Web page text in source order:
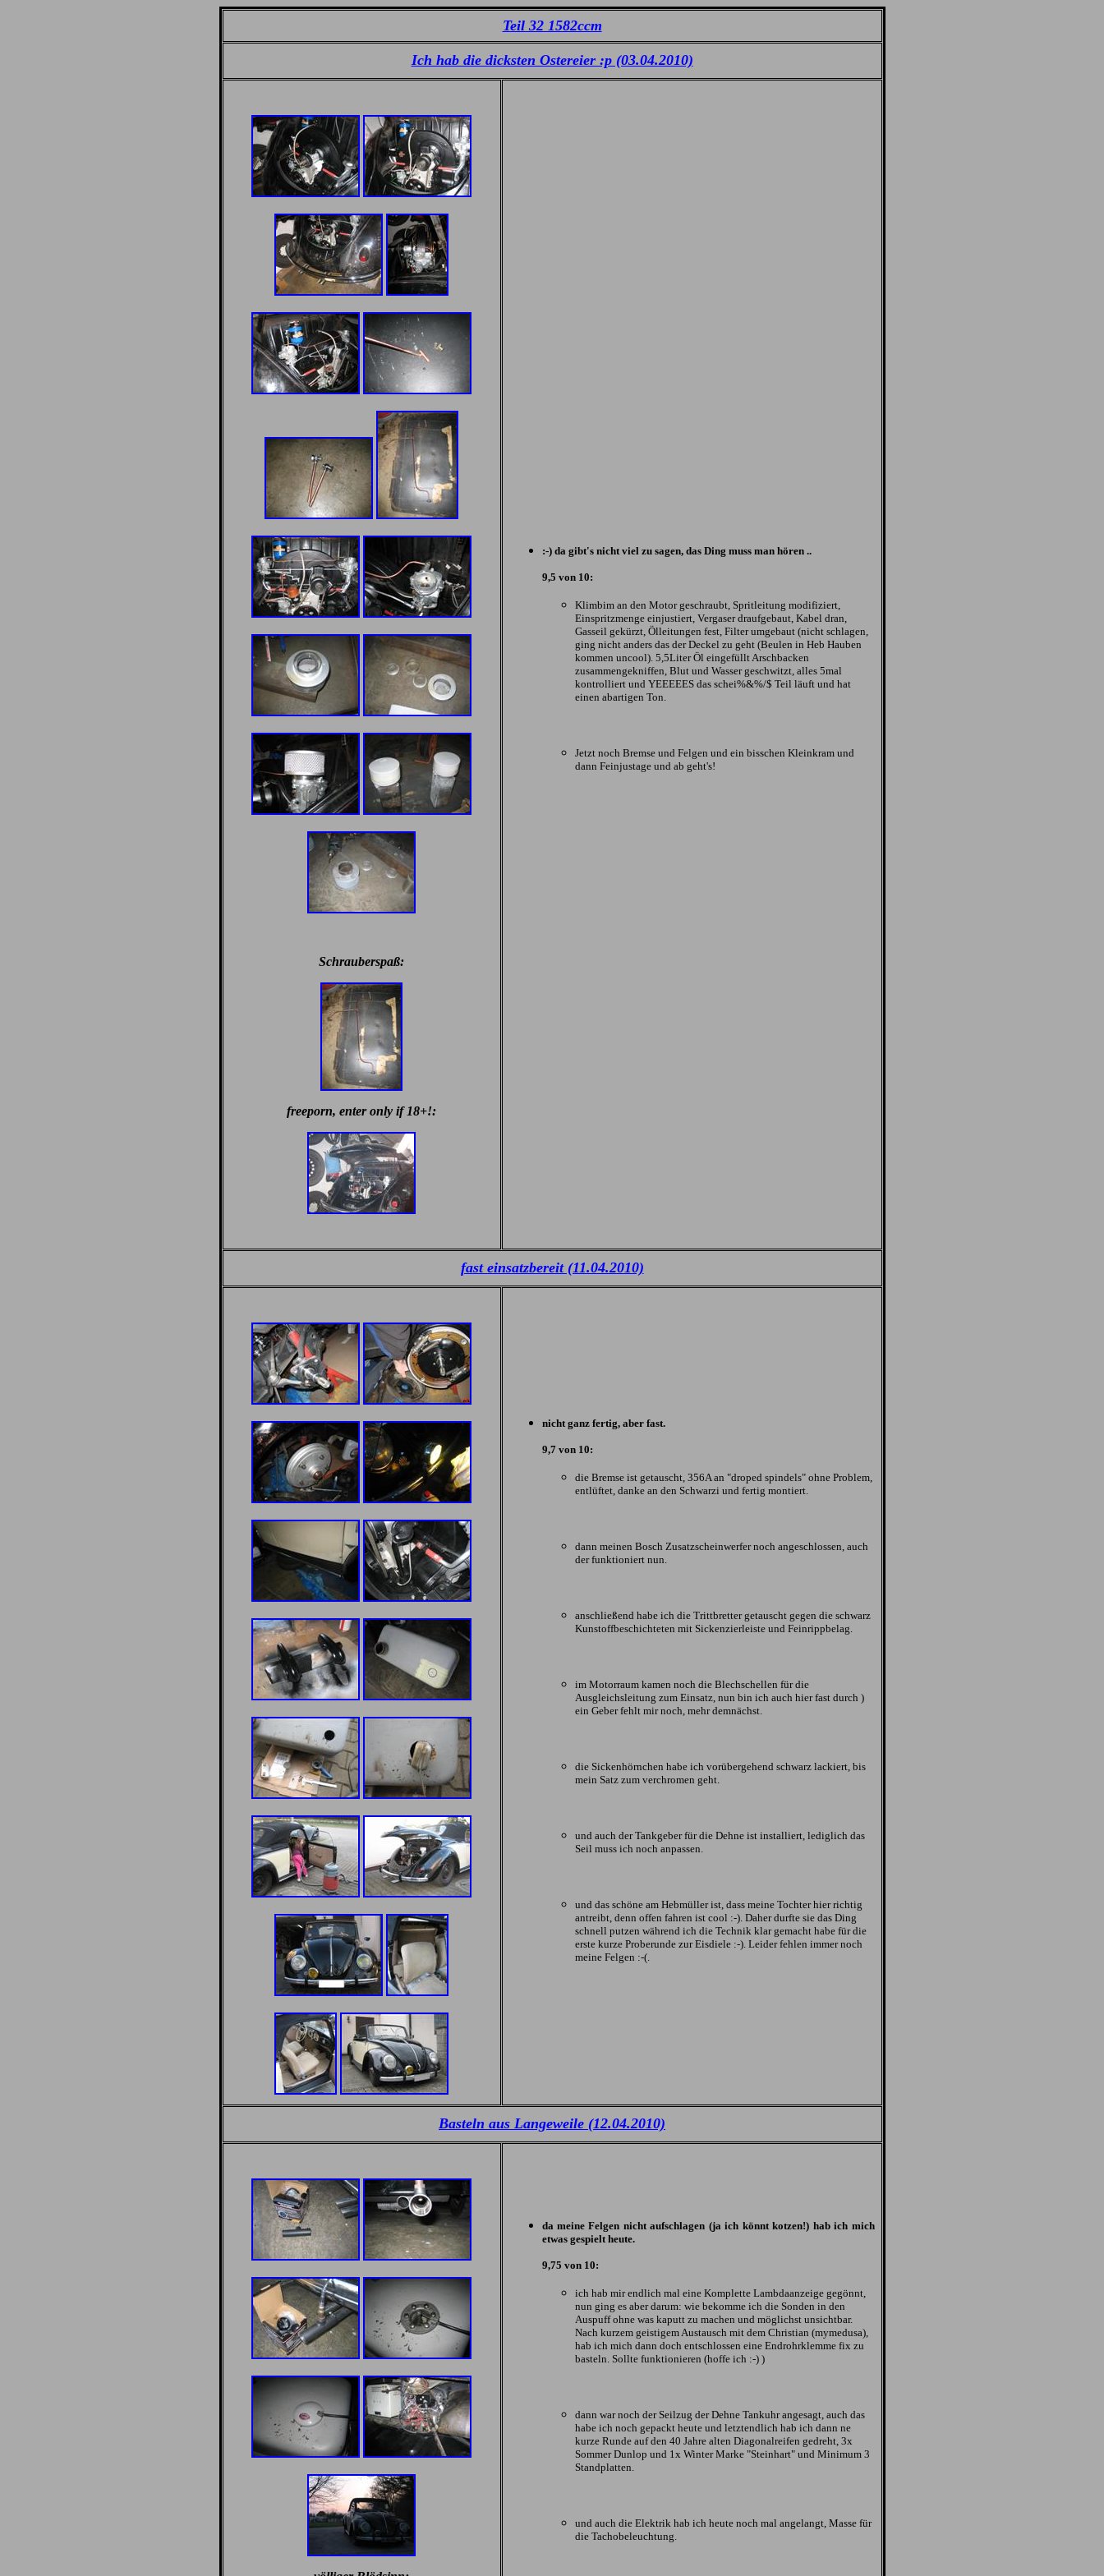
Teil 32 1582ccm
Ich hab die dicksten Ostereier :p (03.04.2010)
Schrauberspaß:
freeporn, enter only if 18+!:
:-) da gibt's nicht viel zu sagen, das Ding muss man hören ..
9,5 von 10:
Klimbim an den Motor geschraubt, Spritleitung modifiziert,
Einspritzmenge einjustiert, Vergaser draufgebaut, Kabel dran,
Gasseil gekürzt, Ölleitungen fest, Filter umgebaut (nicht schlagen,
ging nicht anders das der Deckel zu geht (Beulen in Heb Hauben
kommen uncool). 5,5Liter Öl eingefüllt Arschbacken
zusammengekniffen, Blut und Wasser geschwitzt, alles 5mal
kontrolliert und YEEEEES das schei%&%/$ Teil läuft und hat
einen abartigen Ton.
Jetzt noch Bremse und Felgen und ein bisschen Kleinkram und
dann Feinjustage und ab geht's!
fast einsatzbereit (11.04.2010)
nicht ganz fertig, aber fast.
9,7 von 10:
die Bremse ist getauscht, 356A an "droped spindels" ohne Problem,
entlüftet, danke an den Schwarzi und fertig montiert.
dann meinen Bosch Zusatzscheinwerfer noch angeschlossen, auch
der funktioniert nun.
anschließend habe ich die Trittbretter getauscht gegen die schwarz
Kunstoffbeschichteten mit Sickenzierleiste und Feinrippbelag.
im Motorraum kamen noch die Blechschellen für die
Ausgleichsleitung zum Einsatz, nun bin ich auch hier fast durch )
ein Geber fehlt mir noch, mehr demnächst.
die Sickenhörnchen habe ich vorübergehend schwarz lackiert, bis
mein Satz zum verchromen geht.
und auch der Tankgeber für die Dehne ist installiert, lediglich das
Seil muss ich noch anpassen.
und das schöne am Hebmüller ist, dass meine Tochter hier richtig
antreibt, denn offen fahren ist cool :-). Daher durfte sie das Ding
schnell putzen während ich die Technik klar gemacht habe für die
erste kurze Proberunde zur Eisdiele :-). Leider fehlen immer noch
meine Felgen :-(.
Basteln aus Langeweile (12.04.2010)
da meine Felgen nicht aufschlagen (ja ich könnt kotzen!) hab ich mich
etwas gespielt heute.
9,75 von 10:
ich hab mir endlich mal eine Komplette Lambdaanzeige gegönnt,
nun ging es aber darum: wie bekomme ich die Sonden in den
Auspuff ohne was kaputt zu machen und möglichst unsichtbar.
Nach kurzem geistigem Austausch mit dem Christian (mymedusa),
hab ich mich dann doch entschlossen eine Endrohrklemme fix zu
basteln. Sollte funktionieren (hoffe ich :-) )
dann war noch der Seilzug der Dehne Tankuhr angesagt, auch das
habe ich noch gepackt heute und letztendlich hab ich dann ne
kurze Runde auf den 40 Jahre alten Diagonalreifen gedreht, 3x
Sommer Dunlop und 1x Winter Marke "Steinhart" und Minimum 3
Standplatten.
und auch die Elektrik hab ich heute noch mal angelangt, Masse für
die Tachobeleuchtung.